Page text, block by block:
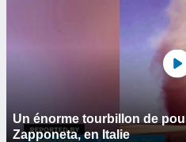
Un énorme tourbillon de
Zapponeta, en Italie